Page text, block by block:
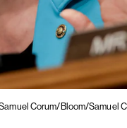
Corum/Bloom/Samuel